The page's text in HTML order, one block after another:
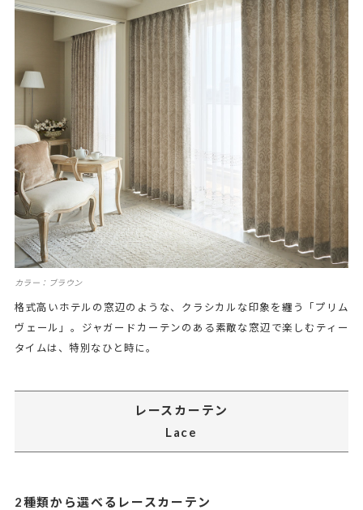
カラー：ブラウン
格式高いホテルの窓辺のような、クラシカルな印象を纏う「プリム
ヴェール」。ジャガードカーテンのある素敵な窓辺で楽しむティー
タイムは、特別なひと時に。
レースカーテン
Lace
2種類から選べるレースカーテン